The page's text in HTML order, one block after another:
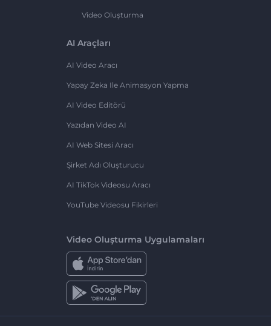
Video Oluşturma
AI Araçları
AI Video Aracı
Yapay Zeka Ile Animasyon Yapma
AI Video Editörü
Yazıdan Video AI
AI Web Sitesi Aracı
Şirket Adı Oluşturucu
AI TikTok Videosu Aracı
YouTube Videosu Fikirleri
Video Oluşturma Uygulamaları